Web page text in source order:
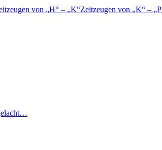
von H – K Zeitzeugen von K – P